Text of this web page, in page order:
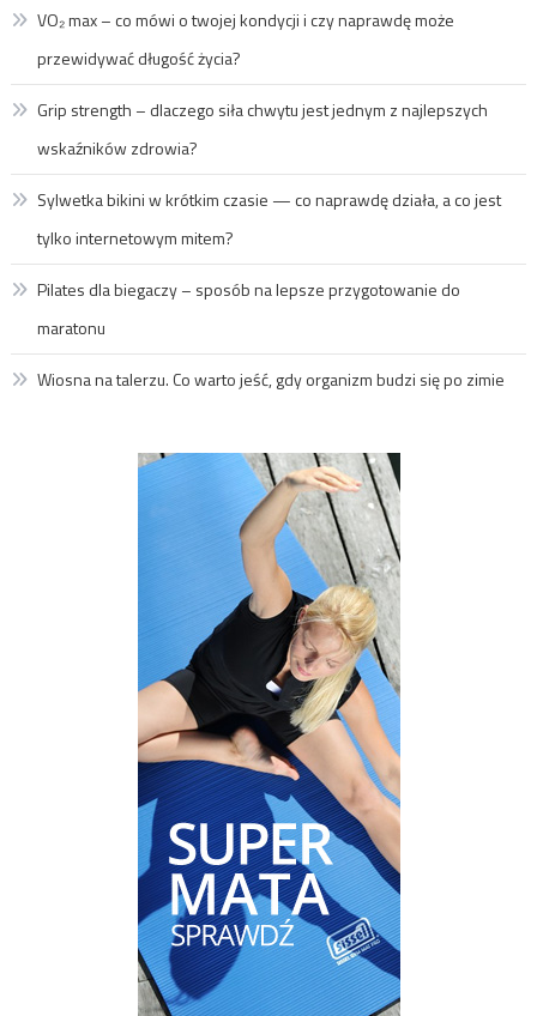
VO₂ max – co mówi o twojej kondycji i czy naprawdę może
przewidywać długość życia?
Grip strength – dlaczego siła chwytu jest jednym z najlepszych
wskaźników zdrowia?
Sylwetka bikini w krótkim czasie — co naprawdę działa, a co jest
tylko internetowym mitem?
Pilates dla biegaczy – sposób na lepsze przygotowanie do
maratonu
Wiosna na talerzu. Co warto jeść, gdy organizm budzi się po zimie